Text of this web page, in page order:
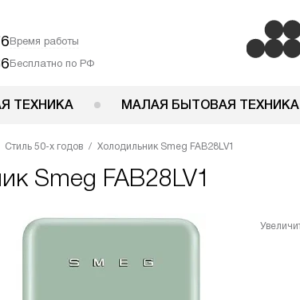
Время работы
Бесплатно по РФ
ТЕХНИКА МАЛАЯ БЫТОВАЯ ТЕХНИКА
Стиль 50-х годов Холодильник Smeg FAB28LV1
Smeg FAB28LV1